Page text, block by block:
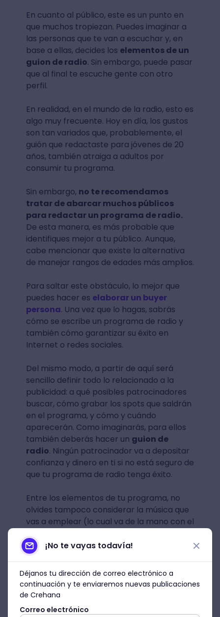
En cuanto al público, este es un punto en
que muchos tropiezan. Puedes imaginar a
las personas que te van a escuchar y, en
base a ellas, decides los elementos de un
guion de radio. Sin embargo, puede pasar
que al final te escuche gente con otro
perfil.
En realidad, en el mundo de la radio, esto es
algo muy frecuente. Hoy en día, los gustos
son tan variados que, probablemente, el
guión que redactaste para jóvenes de 20
años, también atraiga a adultos por
consumir tu programa.
Sin embargo, no te recomendamos
tratar de abarcar muchos públicos
para redactar un programa de radio.
De esta manera, es más probable que
identifiques mejor a tu público. Aunque,
cabe mencionar que existe la alternativa
de manejar rangos de edades más amplios.
Para saltar este obstáculo, lo mejor que
puedes hacer es elaborar un buyer
persona. Una vez que lo hagas, sabrás
cómo se escribe un programa de radio y
también cómo garantizar su éxito en
Internet o redes sociales.
Del mismo modo, a partir de aquí será
sencillo definir todo lo relacionado a la
publicidad: a qué posibles patrocinadores
buscar, cómo grabar los spots que saldrán
en el programa, y cómo y cuándo
aparecerán. Como imaginarás, para ellos
también deberás hacer un guion de
radio. Ningún patrocinador va a depositar
confianza y dinero en ti si no está seguro de
que tu programa de radio tenga éxito.
Entre los elementos de tu programa, no
olvides tampoco considerar la música que
vas a emplear (lo cual va de la mano con el
invitados especiales o llamadas en vivo. Y,
por supuesto, toma en cuenta si tienes la
capacidad técnica de incluir todas estas
cosas.
No se trata solo de saber
¡No te vayas todavía!
Déjanos tu dirección de correo electrónico a
continuación y te enviaremos nuevas publicaciones
de Crehana
Correo electrónico